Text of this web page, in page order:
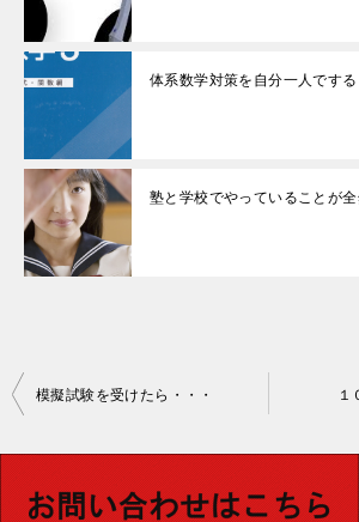
体系数学対策を自分一人でする
塾と学校でやっていることが
投
ビ
模擬試験を受けたら・・・ １